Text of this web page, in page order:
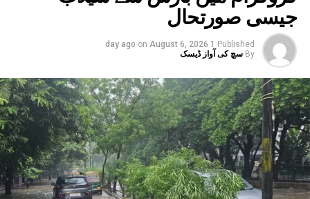
نوئیڈا کے گریٹر نوئیڈا ڈپو تک ایکوا لائن پر چلتی ہے۔ اب، اس
لائن کو پھیلانے اور میٹرو کو سیکٹر-142 سے بوٹینیکل گارڈن اور
گریٹر نوئیڈا ڈپو سے بوڈاکی روٹس پر چلانے کے منصوبے جاری
ہیں۔ ان دونوں راستوں کو اتر پردیش کی کابینہ سے بھی
منظوری مل چکی ہے۔ مرکزی منظوری کے بعد، NMRC نے ان
دونوں راستوں پر کام شروع کرنے کے لیے تقریباً چھ ماہ قبل
ٹینڈر جاری کیا تھا۔ ٹینڈر کی آخری تاریخ میں دو بار توسیع کی
گئی۔ اب اس عمل کے لیے ایجنسی کا انتخاب کر لیا گیا ہے۔این
ایم آر سی کے عہدیداروں نے بتایا کہ دونوں راستوں پر کام
شروع کرنے کے لئے ایل این ٹی نامی ایجنسی کا انتخاب کیا گیا
جیسی صورتحال
Published
1 day ago
on August 6, 2026
By سچ کی آواز ڈیسک